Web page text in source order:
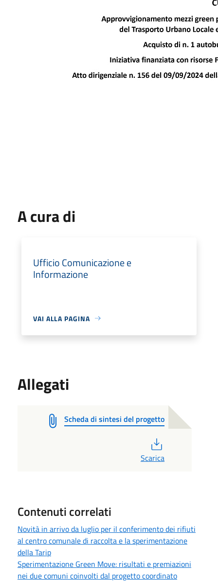
A cura di
Ufficio Comunicazione e
Informazione
VAI ALLA PAGINA
Allegati
Scheda di sintesi del progetto
Scarica
Contenuti correlati
Novità in arrivo da luglio per il conferimento dei rifiuti
al centro comunale di raccolta e la sperimentazione
della Tarip
Sperimentazione Green Move: risultati e premiazioni
nei due comuni coinvolti dal progetto coordinato